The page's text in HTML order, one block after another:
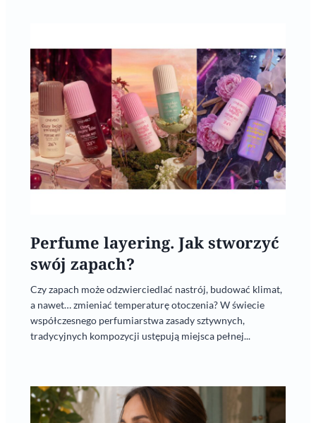
Perfume layering. Jak stworzyć
swój zapach?
Czy zapach może odzwierciedlać nastrój, budować klimat,
a nawet… zmieniać temperaturę otoczenia? W świecie
współczesnego perfumiarstwa zasady sztywnych,
tradycyjnych kompozycji ustępują miejsca pełnej...